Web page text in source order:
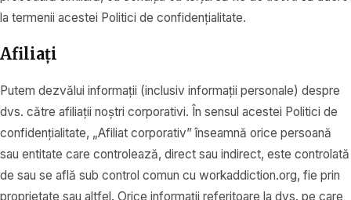
la termenii acestei Politici de confidențialitate.
Afiliați
Putem dezvălui informații (inclusiv informații personale) despre
dvs. către afiliații noștri corporativi. În sensul acestei Politici de
confidențialitate, „Afiliat corporativ” înseamnă orice persoană
sau entitate care controlează, direct sau indirect, este controlată
de sau se află sub control comun cu workaddiction.org, fie prin
proprietate sau altfel. Orice informații referitoare la dvs. pe care